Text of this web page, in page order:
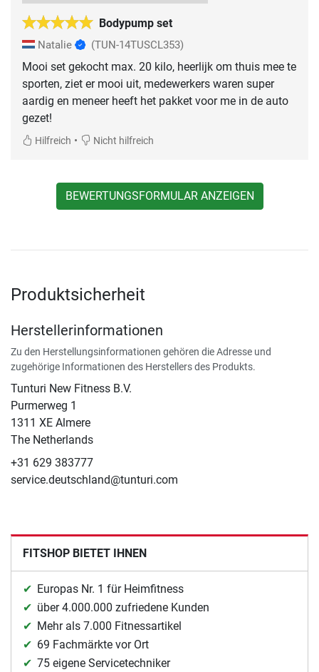
Bodypump set
Natalie (TUN-14TUSCL353)
Mooi set gekocht max. 20 kilo, heerlijk om thuis mee te
sporten, ziet er mooi uit, medewerkers waren super
aardig en meneer heeft het pakket voor me in de auto
gezet!
Hilfreich • Nicht hilfreich
BEWERTUNGSFORMULAR ANZEIGEN
Produktsicherheit
Herstellerinformationen
Zu den Herstellungsinformationen gehören die Adresse und
zugehörige Informationen des Herstellers des Produkts.
Tunturi New Fitness B.V.
​Purmerweg 1
1311 XE Almere
The Netherlands
+31 629 383777
service.deutschland@tunturi.com
FITSHOP BIETET IHNEN
Europas Nr. 1 für Heimfitness
über 4.000.000 zufriedene Kunden
Mehr als 7.000 Fitnessartikel
69 Fachmärkte vor Ort
75 eigene Servicetechniker